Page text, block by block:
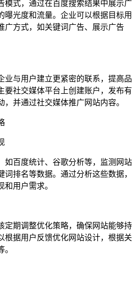
模式，通过在百度搜索结果中展示广
曝光度和流量。企业可以根据目标用
广方式，如关键词广告、展示广告
业与用户建立更紧密的联系，提高品
要社交媒体平台上创建账户，发布有
并通过社交媒体推广网站内容。
如百度统计、谷歌分析等，监测网站
词排名等数据。通过分析这些数据，
用户需求。
定期调整优化策略，确保网站能够持
根据用户反馈优化网站设计，根据关